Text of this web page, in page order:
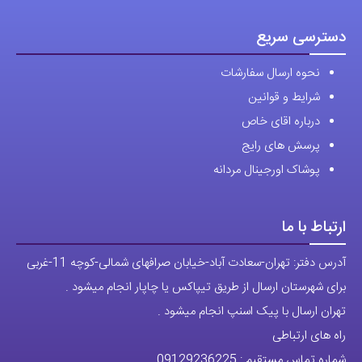
انتخاب
دسترسی سریع
نحوه ارسال سفارشات
شرایط و قوانین
درباره اقای خاص
پرسش های رایج
پوشاک اورجینال مردانه
ارتباط با ما
آدرس دفتر: تهران-سعادت آباد-خیابان صرافهای شمالی-کوچه 11-غربی
برای شهرستان ارسال از طریق تیپاکس یا چاپار انجام میشود .
تهران ارسال با پیک اسنپ انجام میشود .
راه های ارتباطی